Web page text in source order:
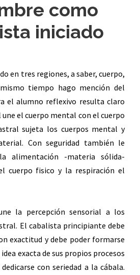
como
iniciado
en tres regiones, a saber, cuerpo,
tiempo hago mención del
el alumno reflexivo resulta claro
el cuerpo mental con el cuerpo
sujeta los cuerpos mental y
Con seguridad también le
alimentación -materia sólida-
cuerpo fisico y la respiración el
la percepción sensorial a los
El cabalista principiante debe
exactitud y debe poder formarse
exacta de sus propios procesos
con seriedad a la cábala.